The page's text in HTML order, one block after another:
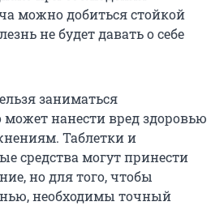
можно добиться стойкой
не будет давать о себе
заниматься
нанести вред здоровью
Таблетки и
средства могут принести
но для того, чтобы
необходимы точный